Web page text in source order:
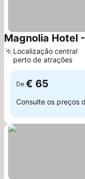
Magnolia Hotel
Localização central
perto de atrações
De € 65
Consulte os preços